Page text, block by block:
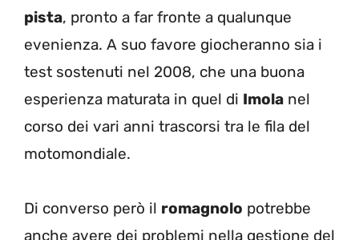
pista, pronto a far fronte a qualunque
evenienza. A suo favore giocheranno sia i
test sostenuti nel 2008, che una buona
esperienza maturata in quel di Imola nel
corso dei vari anni trascorsi tra le fila del
motomondiale.
Di converso però il romagnolo potrebbe
anche avere dei problemi nella gestione del